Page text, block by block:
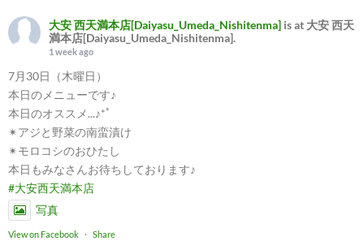
大安 西天満本店[Daiyasu_Umeda_Nishitenma] is at 大安 西天
満本店[Daiyasu_Umeda_Nishitenma].
1 week ago
7月30日（木曜日）
本日のメニューです♪
本日のオススメ...♪*ﾟ
✴︎アジと野菜の南蛮漬け
✴︎モロコシのおひたし
本日もみなさんお待ちしております♪
#大安西天満本店
写真
View on Facebook · Share